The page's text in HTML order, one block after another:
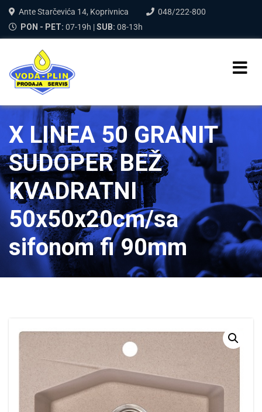
Ante Starčevića 14, Koprivnica
048/222-800
PON - PET: 07-19h |SUB: 08-13h
X LINEA 50 GRANIT
SUDOPER BEŽ
KVADRATNI
50x50x20cm/sa
sifonom fi 90mm